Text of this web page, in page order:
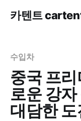
카텐트
수입차
중국 프
로운 강
대담한 도